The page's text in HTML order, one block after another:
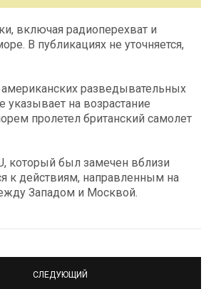
включая радиоперехват и
В публикациях не уточняется,
разведывательных
указывает на возрастание
пролетел британский самолет
который был замечен вблизи
к действиям, направленным на
Западом и Москвой.
СЛЕДУЮЩИЙ